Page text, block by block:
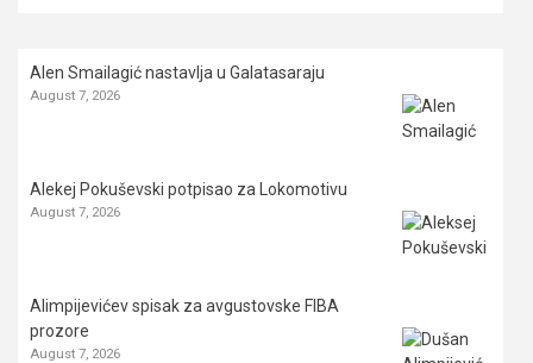
Alen Smailagić nastavlja u Galatasaraju
August 7, 2026
Alekej Pokuševski potpisao za Lokomotivu
August 7, 2026
Alimpijevićev spisak za avgustovske FIBA
prozore
August 7, 2026